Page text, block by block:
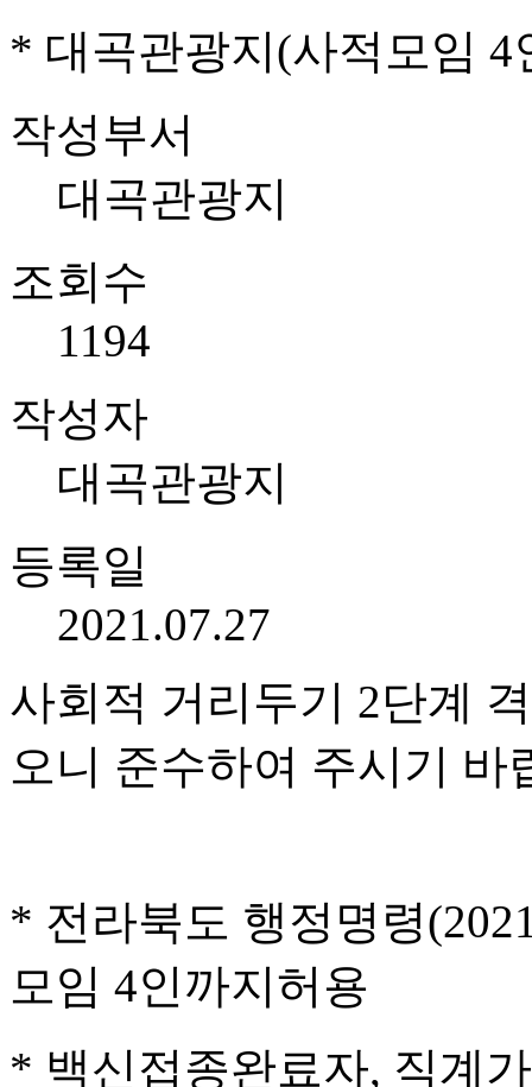
* 대곡관광지(사적모임
작성부서
대곡관광지
조회수
1194
작성자
대곡관광지
등록일
2021.07.27
사회적 거리두기 2단계
오니 준수하여 주시기 바
* 전라북도 행정명령
모임 4인까지허용
* 백신접종완료자, 직계